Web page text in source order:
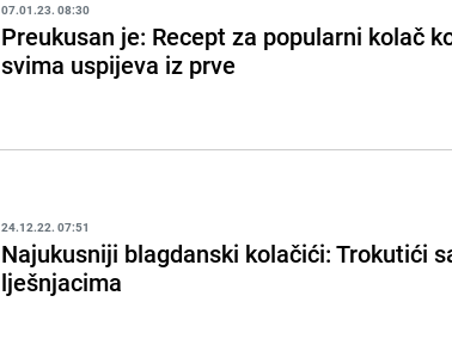
07.01.23. 08:30
Preukusan je: Recept za popularni kolač
svima uspijeva iz prve
24.12.22. 07:51
Najukusniji blagdanski kolačići: Trokutići
lješnjacima